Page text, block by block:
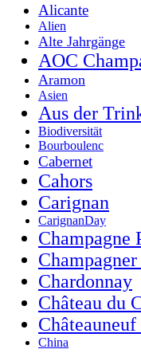
Alicante
Alien
Alte Jahrgänge
AOC
Aramon
Asien
Aus der
Biodiversität
Bourboulenc
Cabernet
Cahors
Carignan
CarignanDay
Champagne
Chardonnay
Château du
Châteauneuf
China